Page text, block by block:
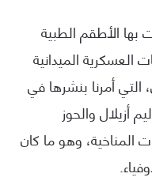
بها الأطقم الطبية
العسكرية الميدانية
أمرنا بنشرها في
أزيلال والحوز
المناخية، وهو ما كان